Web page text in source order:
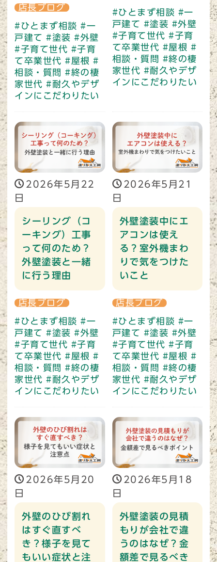
店長ブログ
#ひとまず相談 #一
戸建て #塗装 #外壁
#子育て世代 #子育
て卒業世代 #屋根 #
相談・質問 #終の棲
家世代 #耐久やデザ
インにこだわりたい
#ひとまず相談 #一
戸建て #塗装 #外壁
#子育て世代 #子育
て卒業世代 #屋根 #
相談・質問 #終の棲
家世代 #耐久やデザ
インにこだわりたい
2026年5月22
日
シーリング（コ
ーキング）工事
って何のため？
外壁塗装と一緒
に行う理由
店長ブログ
#ひとまず相談 #一
戸建て #塗装 #外壁
#子育て世代 #子育
て卒業世代 #屋根 #
相談・質問 #終の棲
家世代 #耐久やデザ
インにこだわりたい
2026年5月21
日
外壁塗装中にエ
アコンは使え
る？室外機まわ
りで気をつけた
いこと
店長ブログ
#ひとまず相談 #一
戸建て #塗装 #外壁
#子育て世代 #子育
て卒業世代 #屋根 #
相談・質問 #終の棲
家世代 #耐久やデザ
インにこだわりたい
2026年5月20
日
外壁のひび割れ
はすぐ直すべ
き？様子を見て
もいい症状と注
2026年5月18
日
外壁塗装の見積
もりが会社で違
うのはなぜ？金
額差で見るべき